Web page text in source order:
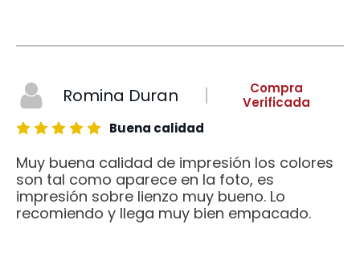
Romina Duran
Compra
Verificada
Buena calidad
Muy buena calidad de impresión los colores
son tal como aparece en la foto, es
impresión sobre lienzo muy bueno. Lo
recomiendo y llega muy bien empacado.